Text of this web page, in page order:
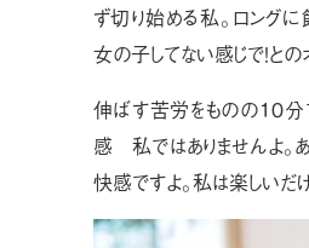
ず切り始める私。ロング
女の子してない感じで！と
伸ばす苦労をものの１０
感 私ではありませんよ。
快感ですよ。私は楽しいだ